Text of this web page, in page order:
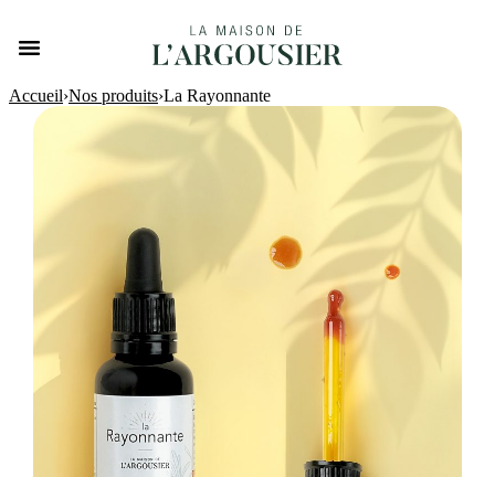
La Rayonnante37,00
Accueil›Nos produits›La Rayonnante